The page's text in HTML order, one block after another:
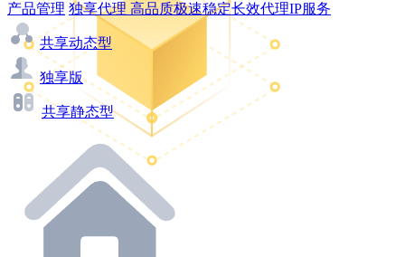
产品管理 独享代理 高品质极速稳定长效代理IP服务
共享动态型
独享版
共享静态型